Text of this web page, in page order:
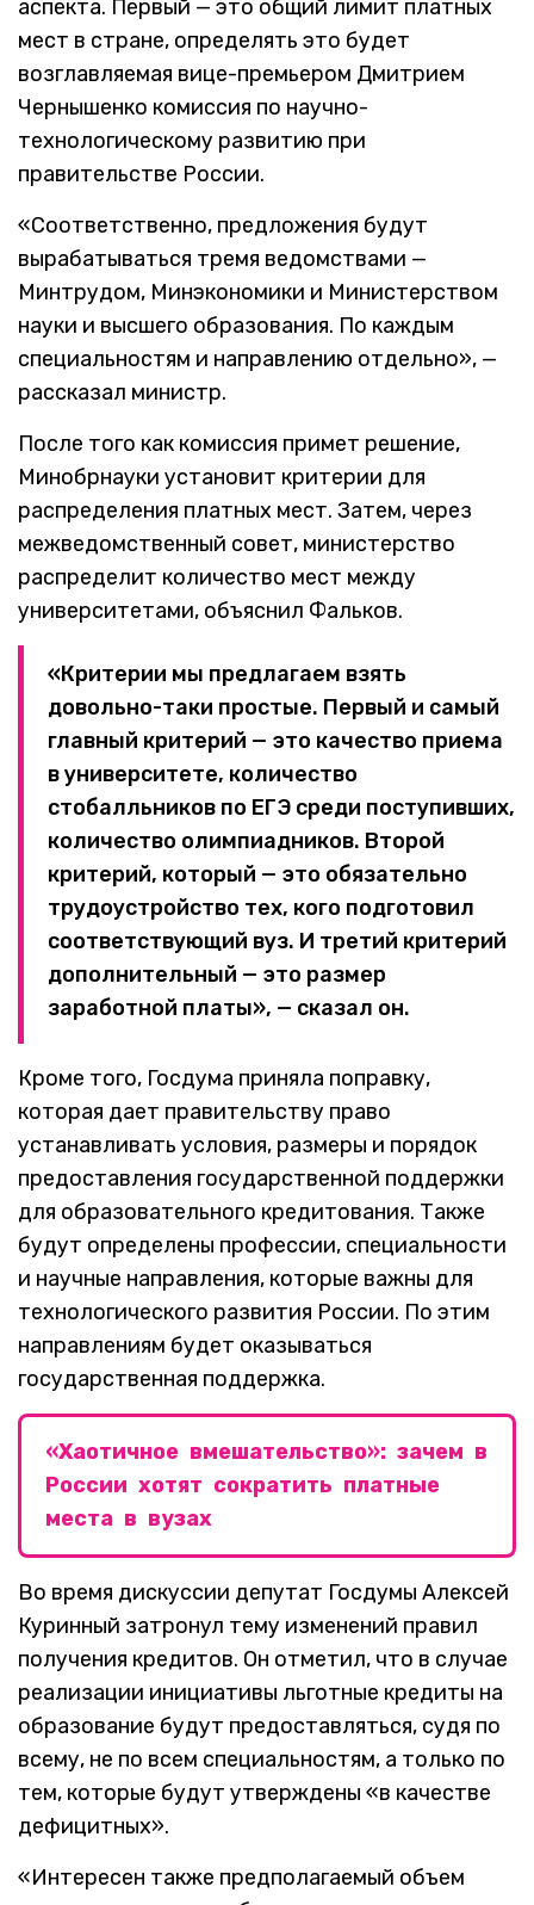
аспекта. Первый — это общий лимит платных
мест в стране, определять это будет
возглавляемая вице-премьером Дмитрием
Чернышенко комиссия по научно-
технологическому развитию при
правительстве России.
«Соответственно, предложения будут
вырабатываться тремя ведомствами —
Минтрудом, Минэкономики и Министерством
науки и высшего образования. По каждым
специальностям и направлению отдельно», —
рассказал министр.
После того как комиссия примет решение,
Минобрнауки установит критерии для
распределения платных мест. Затем, через
межведомственный совет, министерство
распределит количество мест между
университетами, объяснил Фальков.
«Критерии мы предлагаем взять
довольно-таки простые. Первый и самый
главный критерий — это качество приема
в университете, количество
стобалльников по ЕГЭ среди поступивших,
количество олимпиадников. Второй
критерий, который — это обязательно
трудоустройство тех, кого подготовил
соответствующий вуз. И третий критерий
дополнительный — это размер
заработной платы», — сказал он.
Кроме того, Госдума приняла поправку,
которая дает правительству право
устанавливать условия, размеры и порядок
предоставления государственной поддержки
для образовательного кредитования. Также
будут определены профессии, специальности
и научные направления, которые важны для
технологического развития России. По этим
направлениям будет оказываться
государственная поддержка.
«Хаотичное вмешательство»: зачем в
России хотят сократить платные
места в вузах
Во время дискуссии депутат Госдумы Алексей
Куринный затронул тему изменений правил
получения кредитов. Он отметил, что в случае
реализации инициативы льготные кредиты на
образование будут предоставляться, судя по
всему, не по всем специальностям, а только по
тем, которые будут утверждены «в качестве
дефицитных».
«Интересен также предполагаемый объем